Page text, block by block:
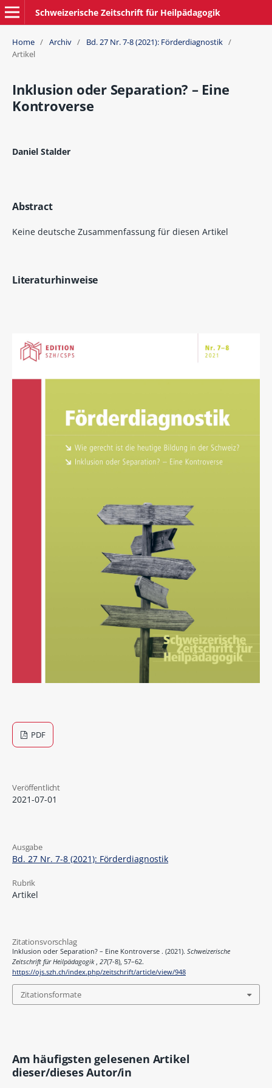
Schweizerische Zeitschrift für Heilpädagogik
Home / Archiv / Bd. 27 Nr. 7-8 (2021): Förderdiagnostik /
Artikel
Inklusion oder Separation? – Eine
Kontroverse
Daniel Stalder
Abstract
Keine deutsche Zusammenfassung für diesen Artikel
Literaturhinweise
PDF
Veröffentlicht
2021-07-01
Ausgabe
Bd. 27 Nr. 7-8 (2021): Förderdiagnostik
Rubrik
Artikel
Zitationsvorschlag
Inklusion oder Separation? – Eine Kontroverse . (2021). Schweizerische
Zeitschrift für Heilpädagogik , 27(7-8), 57–62.
https://ojs.szh.ch/index.php/zeitschrift/article/view/948
Zitationsformate
Am häufigsten gelesenen Artikel
dieser/dieses Autor/in